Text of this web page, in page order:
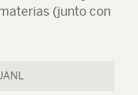
(junto con